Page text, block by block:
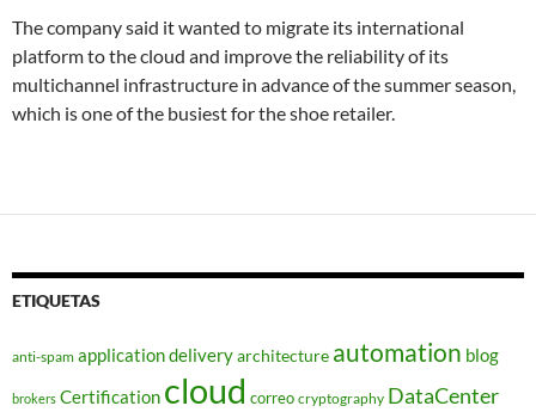
The company said it wanted to migrate its international
platform to the cloud and improve the reliability of its
multichannel infrastructure in advance of the summer season,
which is one of the busiest for the shoe retailer.
ETIQUETAS
anti-spam application deliveryarchitecture automation blog
brokers Certification cloud correo cryptography DataCenter